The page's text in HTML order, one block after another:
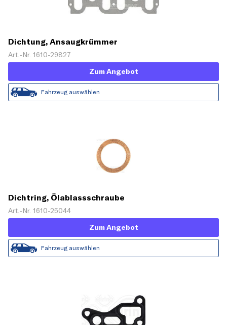
Dichtung, Ansaugkrümmer
Art.-Nr. 1610-29827
Zum Angebot
Fahrzeug auswählen
Dichtring, Ölablassschraube
Art.-Nr. 1610-25044
Zum Angebot
Fahrzeug auswählen